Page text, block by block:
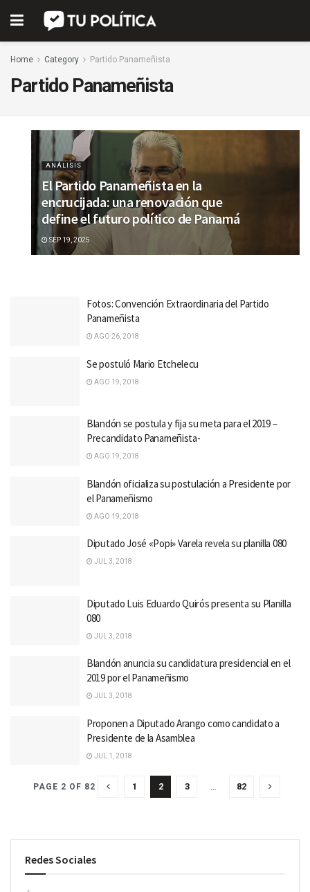
Home Category Partido Panameñista
Partido Panameñista
ANÁLISIS
El Partido Panameñista en la
encrucijada: una renovación que
define el futuro político de Panamá
SEP 19, 2025
Fotos: Convención Extraordinaria del Partido
Panameñista
AGO 26, 2018
Se postuló Mario Etchelecu
AGO 19, 2018
Blandón se postula y fija su meta para el 2019 –
Precandidato Panameñista-
AGO 19, 2018
Blandón oficializa su postulación a Presidente por
el Panameñismo
AGO 19, 2018
Diputado José «Popi» Varela revela su planilla 080
JUL 3, 2018
Diputado Luis Eduardo Quirós presenta su Planilla
080
JUL 3, 2018
Blandón anuncia su candidatura presidencial en el
2019 por el Panameñismo
JUL 3, 2018
Proponen a Diputado Arango como candidato a
Presidente de la Asamblea
JUL 1, 2018
PAGE 2 OF 82 1 2 3 … 82
Redes Sociales